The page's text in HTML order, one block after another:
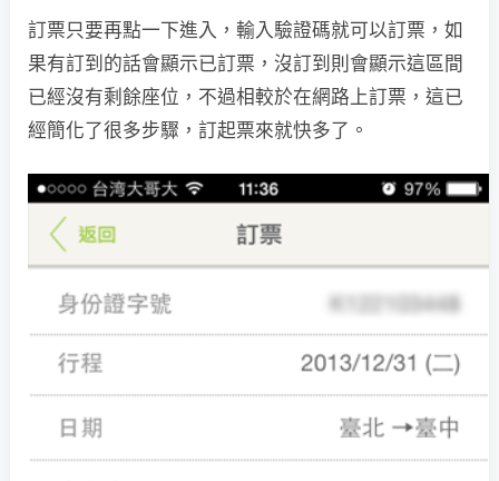
訂票只要再點一下進入，輸入驗證碼就可以訂票，如
果有訂到的話會顯示已訂票，沒訂到則會顯示這區間
已經沒有剩餘座位，不過相較於在網路上訂票，這已
經簡化了很多步驟，訂起票來就快多了。